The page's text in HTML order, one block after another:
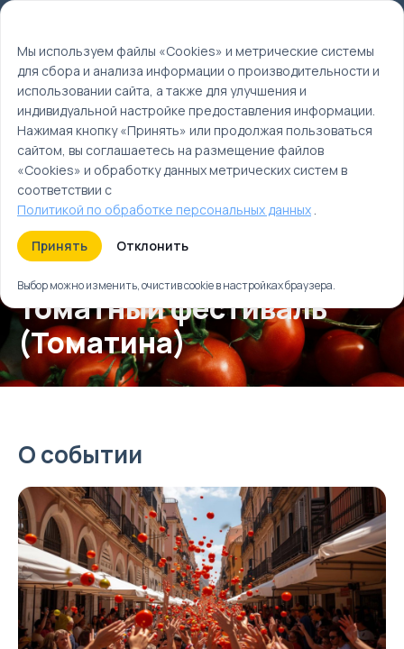
Главная
Календарь событий
Лето
Август
Томатный фестиваль
(Томатина)
О событии
Мы используем файлы «Cookies» и метрические системы
для сбора и анализа информации о производительности и
использовании сайта, а также для улучшения и
индивидуальной настройке предоставления информации.
Нажимая кнопку «Принять» или продолжая пользоваться
сайтом, вы соглашаетесь на размещение файлов
«Cookies» и обработку данных метрических систем в
соответствии с
Политикой по обработке персональных данных.
Принять Отклонить
Выбор можно изменить, очистив cookie в настройках браузера.